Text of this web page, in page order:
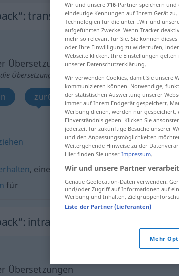
: transitive verb
Übersetzungen
Übersetzung anklicken/antippen)
zurückerhalten, eine
, eine
Rückvergütung
für
: intransitive verb
Übersetzungen
Wir und unsere 716-Partner speichern
eindeutige Kennungen auf Ihrem Gerät
Technologien für die unter „Wir und
aufgeführten Zwecke. Wenn Tracker
mehr so relevant für Sie. Sie können
oder Ihre Einwilligung zu widerrufen,
Webseite klicken. Ihre Einstellungen
unserer Datenschutzerklärung.
Wir verwenden Cookies, damit Sie unsere
kommunizieren können. Notwendige,
der statistischen Auswertung unserer
immer auf Ihrem Endgerät gespeichert.
Werbung dienen, werden nur
Einverständnis geben. Klicken Sie
jederzeit für zukünftige Besuche unserer
und den Anpassungsmöglichkeiten
Weitergehende Hinweise zu der
Hier finden Sie unser Impressum.
Wir und unsere Partner
Genaue Geolocation-Daten verwenden.
und/oder Zugriff auf Informationen auf
Werbung und Inhalten,
Liste der Partner (Lieferanten)
Mehr